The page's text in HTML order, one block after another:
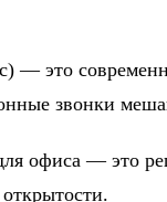
— это
звонки
офиса — это